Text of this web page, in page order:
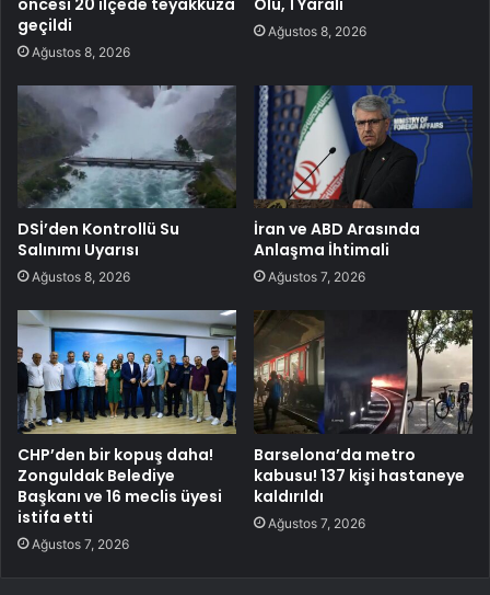
geçildi
Ağustos 8, 2026
Ağustos 8, 2026
DSİ’den Kontrollü Su
Salınımı Uyarısı
Ağustos 8, 2026
İran ve ABD Arasında
Anlaşma İhtimali
Ağustos 7, 2026
CHP’den bir kopuş daha!
Zonguldak Belediye
Başkanı ve 16 meclis üyesi
istifa etti
Ağustos 7, 2026
Barselona’da metro
kabusu! 137 kişi hastaneye
kaldırıldı
Ağustos 7, 2026